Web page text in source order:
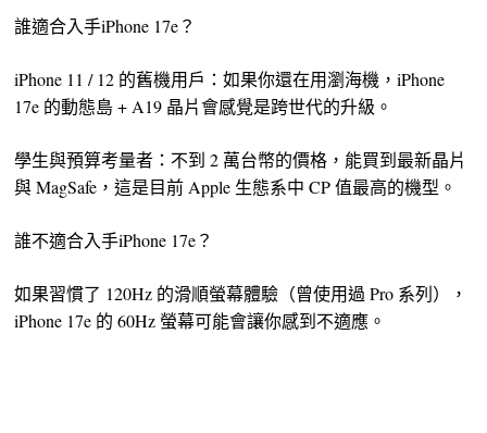
誰適合入手iPhone 17e？
iPhone 11 / 12 的舊機用戶：如果你還在用瀏海機，iPhone
17e 的動態島 + A19 晶片會感覺是跨世代的升級。
學生與預算考量者：不到 2 萬台幣的價格，能買到最新晶片
與 MagSafe，這是目前 Apple 生態系中 CP 值最高的機型。
誰不適合入手iPhone 17e？
如果習慣了 120Hz 的滑順螢幕體驗（曾使用過 Pro 系列），
iPhone 17e 的 60Hz 螢幕可能會讓你感到不適應。